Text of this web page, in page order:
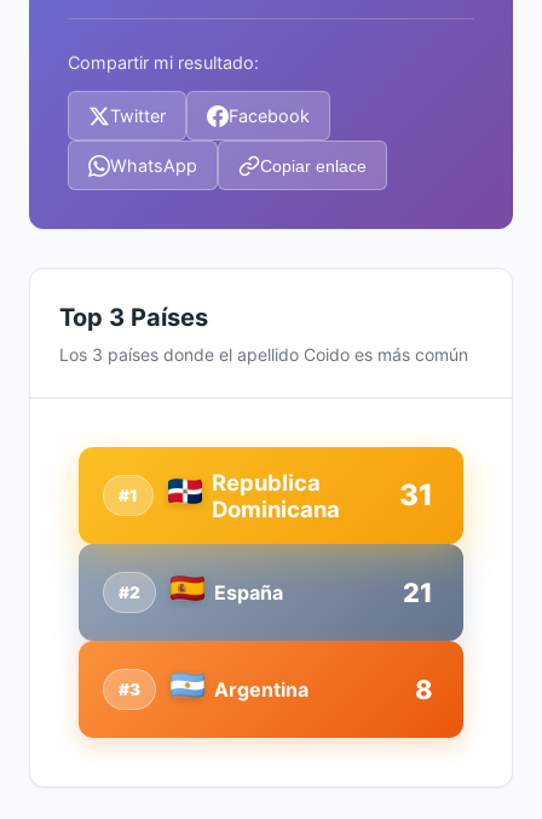
Compartir mi resultado:
Twitter Facebook
WhatsApp Copiar enlace
Top 3 Países
Los 3 países donde el apellido Coido es más común
#2 España 21
#1
Republica
Dominicana
31
#3 Argentina 8